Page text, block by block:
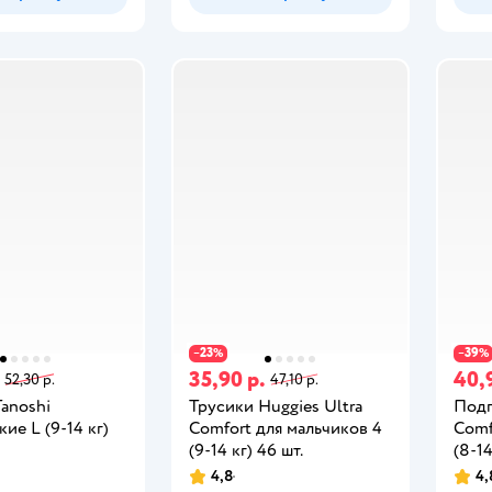
52,30 р.
L (9-14 кг)
−23%
35,90 р. 47,10 р.
Трусики Huggies Ultra
Comfort для мальчиков 4
(9-14 кг) 46 шт.
4,8
−39%
(8-